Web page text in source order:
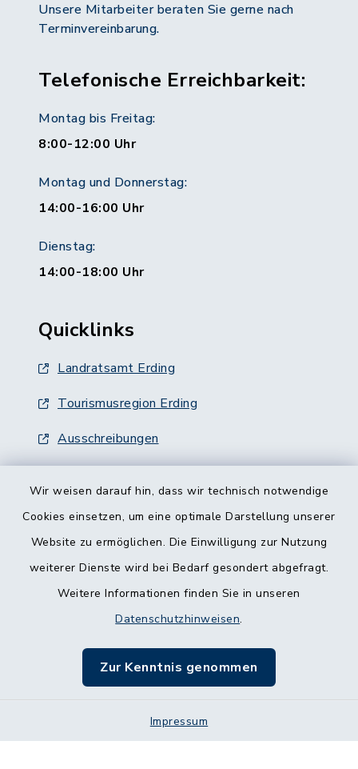
Wir weisen darauf hin, dass wir technisch notwendige
Cookies einsetzen, um eine optimale Darstellung unserer
Website zu ermöglichen. Die Einwilligung zur Nutzung
weiterer Dienste wird bei Bedarf gesondert abgefragt.
Weitere Informationen finden Sie in unseren
Datenschutzhinweisen.
Zur Kenntnis genommen
Impressum
Unsere Mitarbeiter beraten Sie gerne nach
Terminvereinbarung.
Telefonische Erreichbarkeit:
Montag bis Freitag:
8:00-12:00 Uhr
Montag und Donnerstag:
14:00-16:00 Uhr
Dienstag:
14:00-18:00 Uhr
Quicklinks
Landratsamt Erding
Tourismusregion Erding
Ausschreibungen
Barrierefreiheit
Impressum
Sitemap